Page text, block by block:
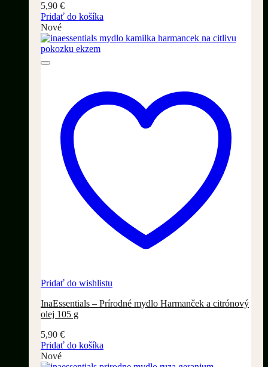
5,90 €
Pridať do košíka
Nové
Pridať do wishlistu
InaEssentials – Prírodné mydlo Harmanček a citrónový
olej 105 g
5,90 €
Pridať do košíka
Nové